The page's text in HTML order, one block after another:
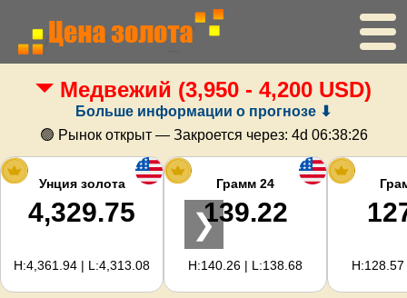
Главная
Цена золота
Цена серебра
Калькулятор золота
Для вебмастеров
Медвежий (3,950 - 4,200 USD)
Больше информации о прогнозе ⬇
🟢 Рынок открыт — Закроется через: 4d 06:38:26
Унция золота
4,329.75
H:4,361.94 | L:4,313.08
Грамм 24
139.22
H:140.26 | L:138.68
❯